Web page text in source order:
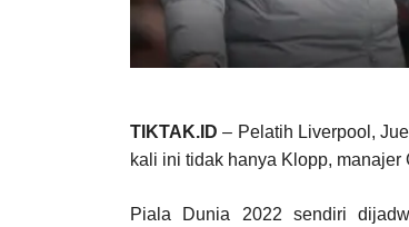
TIKTAK.ID – Pelatih Liverpool,
kali ini tidak hanya Klopp,
Piala Dunia 2022 sendiri